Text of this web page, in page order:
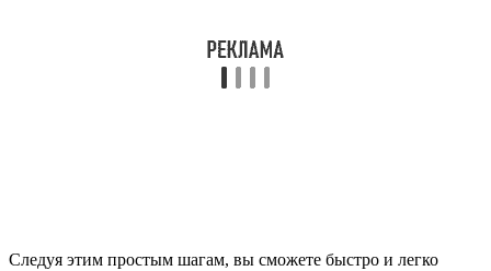
Следуя этим простым шагам, вы сможете быстро и легко